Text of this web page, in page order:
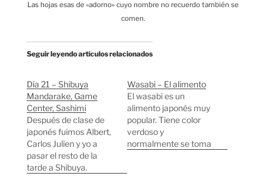
Las hojas esas de «adorno» cuyo nombre no recuerdo también se
comen.
Seguir leyendo artículos relacionados
Día 21 – Shibuya
Mandarake, Game
Center, Sashimi
Después de clase de
japonés fuimos Albert,
Carlos Julien y yo a
pasar el resto de la
tarde a Shibuya.
Wasabi – El alimento
El wasabi es un
alimento japonés muy
popular. Tiene color
verdoso y
normalmente se toma